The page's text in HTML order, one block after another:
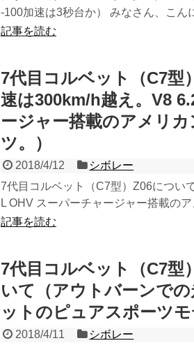
-100加速は3秒台か） みなさん、こん
記事を読む
7代目コルベット（C7型
速は300km/h越え。V8
ージャー搭載のアメリ
ツ。）
2018/4/12
シボレー
7代目コルベット（C7型）Z06につい
L OHV スーパーチャージャー搭載の
記事を読む
7代目コルベット（C7型
いて（アウトバーンで
ットのピュアスポーツモ
2018/4/11
シボレー